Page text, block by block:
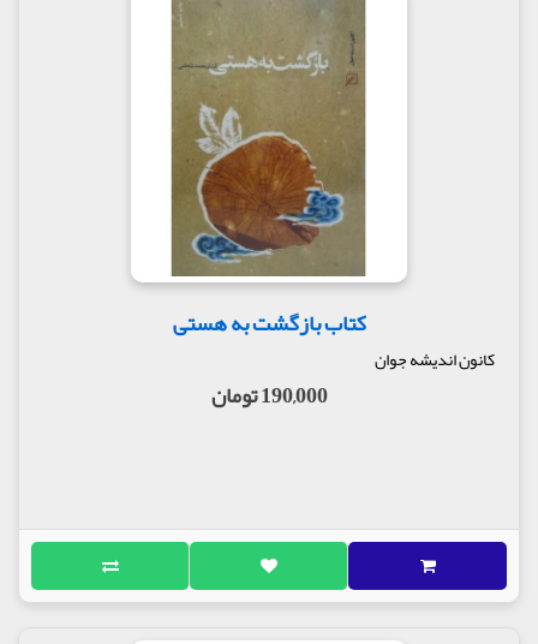
کتاب بازگشت به هستی
کانون اندیشه جوان
190,000 تومان